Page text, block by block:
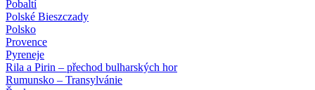
Pobaltí
Polské Bieszczady
Polsko
Provence
Pyreneje
Rila a Pirin – přechod bulharských hor
Rumunsko – Transylvánie